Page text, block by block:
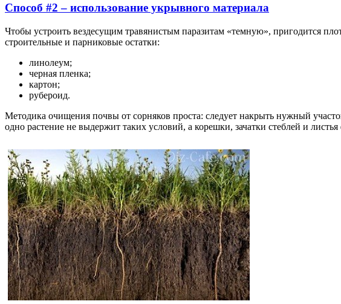
Способ #2 – использование укрывного материала
Чтобы устроить вездесущим травянистым паразитам «темную», пригодится
строительные и парниковые остатки:
линолеум;
черная пленка;
картон;
рубероид.
Методика очищения почвы от сорняков проста: следует накрыть нужный
одно растение не выдержит таких условий, а корешки, зачатки стеблей и